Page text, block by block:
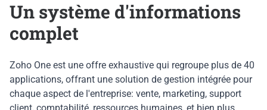
Un système d'informations
complet
Zoho One est une offre exhaustive qui regroupe plus de 40
applications, offrant une solution de gestion intégrée pour
chaque aspect de l'entreprise: vente, marketing, support